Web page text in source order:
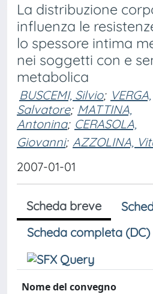
La distribuzione
influenza le
lo spessore intima
nei soggetti con e
metabolica
BUSCEMI, Silvio; VERGA,
Salvatore; MATTINA,
Antonina; CERASOLA,
Giovanni; AZZOLINA,
2007-01-01
Scheda breve
Scheda completa (DC)
Nome del convegno